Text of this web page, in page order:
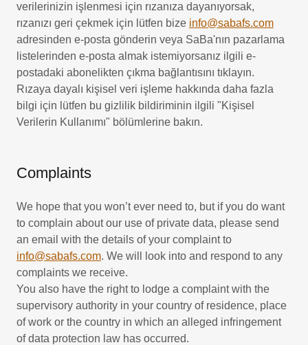
verilerinizin işlenmesi için rızanıza dayanıyorsak,
rızanızı geri çekmek için lütfen bize info@sabafs.com
adresinden e-posta gönderin veya SaBa'nın pazarlama
listelerinden e-posta almak istemiyorsanız ilgili e-
postadaki abonelikten çıkma bağlantısını tıklayın.
Rızaya dayalı kişisel veri işleme hakkında daha fazla
bilgi için lütfen bu gizlilik bildiriminin ilgili "Kişisel
Verilerin Kullanımı" bölümlerine bakın.
Complaints
We hope that you won’t ever need to, but if you do want
to complain about our use of private data, please send
an email with the details of your complaint to
info@sabafs.com. We will look into and respond to any
complaints we receive.
You also have the right to lodge a complaint with the
supervisory authority in your country of residence, place
of work or the country in which an alleged infringement
of data protection law has occurred.